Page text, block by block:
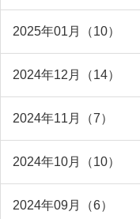
2025年01月（10）
2024年12月（14）
2024年11月（7）
2024年10月（10）
2024年09月（6）